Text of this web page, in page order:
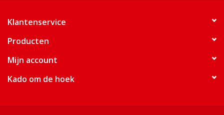
Klantenservice
Producten
Mijn account
Kado om de hoek